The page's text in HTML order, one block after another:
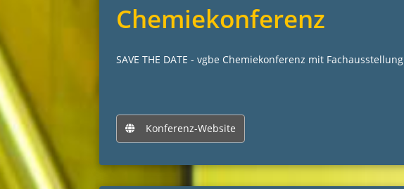
Chemiekonferenz
SAVE THE DATE - vgbe Chemiekonferenz mit Fachausstellung
Konferenz-Website